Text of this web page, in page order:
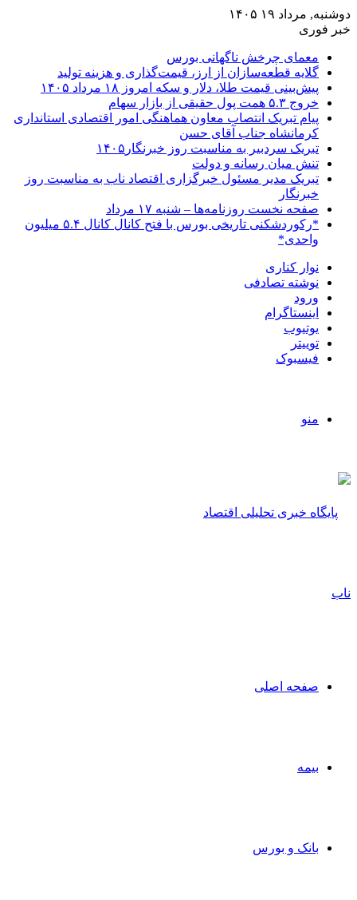
دوشنبه, مرداد ۱۹ ۱۴۰۵
خبر فوری
معمای چرخش ناگهانی بورس
گلایه قطعه‌سازان از ارز، قیمت‌گذاری و هزینه تولید
پیش‌بینی قیمت طلا، دلار و سکه امروز ۱۸ مرداد ۱۴۰۵
خروج ۵.۳ همت پول حقیقی از بازار سهام
پیام تبریک انتصاب معاون هماهنگی امور اقتصادی استانداری
کرمانشاه جناب آقای حسن
تبریک سردبیر به مناسبت روز خبرنگار۱۴۰۵
تنش میان رسانه و دولت
تبریک مدیر مسئول خبرگزاری اقتصاد ناب به مناسبت روز
خبرنگار
صفحه نخست روزنامه‌ها – شنبه ۱۷ مرداد
*رکوردشکنی تاریخی بورس با فتح کانال کانال ۵.۴ میلیون
واحدی*
نوار کناری
نوشته تصادفی
ورود
اینستاگرام
یوتیوب
توییتر
فیسبوک
منو
صفحه اصلی
بیمه
بانک و بورس